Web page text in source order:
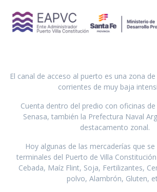
contenido
El canal de acceso al puerto es una zona
corrientes de muy baja
Cuenta dentro del predio con oficinas de
Senasa, también la Prefectura Naval
destacamento zonal.
Hoy algunas de las mercaderías que
terminales del Puerto de Villa
Cebada, Maíz Flint, Soja, Fertilizantes,
polvo, Alambrón, Gluten,